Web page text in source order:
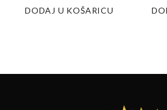
DODAJ U KOŠARICU